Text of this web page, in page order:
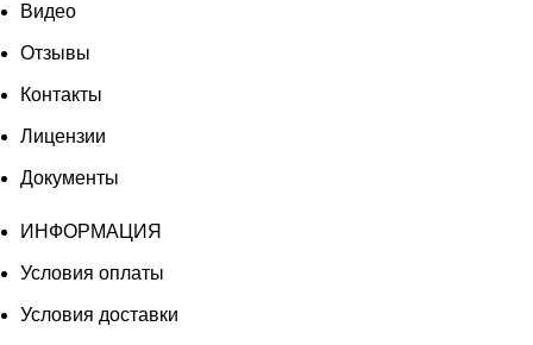
Видео
Отзывы
Контакты
Лицензии
Документы
ИНФОРМАЦИЯ
Условия оплаты
Условия доставки